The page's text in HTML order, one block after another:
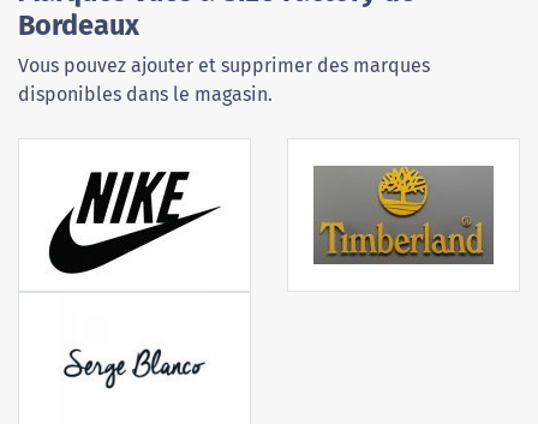
Bordeaux
Vous pouvez ajouter et supprimer des marques
disponibles dans le magasin.